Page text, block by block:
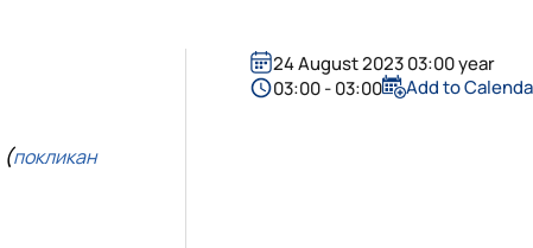
(покликан
24 August 2023 03:00 year
03:00 - 03:00
Add to